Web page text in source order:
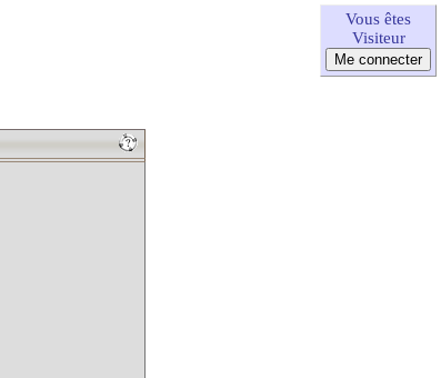
Vous êtes
Visiteur